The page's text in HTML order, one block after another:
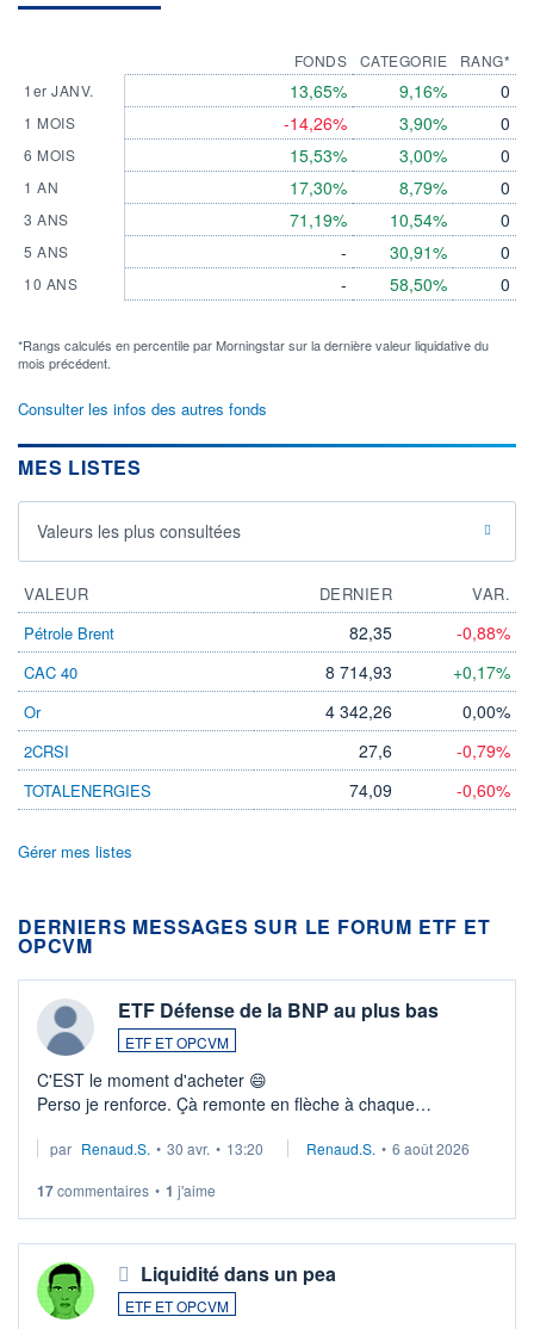
1er JANV.
1 MOIS
6 MOIS
1 AN
3 ANS
5 ANS
10 ANS
FONDS
13,65%
-14,26%
15,53%
17,30%
71,19%
-
-
CATEGORIE
9,16%
3,90%
3,00%
8,79%
10,54%
30,91%
58,50%
RANG*
0
0
0
0
0
0
0
*Rangs calculés en percentile par Morningstar sur la dernière valeur liquidative du
mois précédent.
Consulter les infos des autres fonds
MES LISTES
Valeurs les plus consultées
VALEUR DERNIER
VAR.
Pétrole Brent
82,35 -0,88%
CAC 40 8 714,93 +0,17%
Or 4 342,26 0,00%
2CRSI 27,6 -0,79%
TOTALENERGIES 74,09 -0,60%
Gérer mes listes
DERNIERS MESSAGES SUR LE FORUM ETF ET
OPCVM
ETF Défense de la BNP au plus bas
ETF ET OPCVM
C'EST le moment d'acheter 😄​
Perso je renforce. Çà remonte en flèche à chaque
Investissement long terme tip top pour sa retraite.
par Renaud.S. • 30 avr. • 13:20 Renaud.S. • 6 août 2026
17commentaires • 1 j'aime
Liquidité dans un pea
ETF ET OPCVM